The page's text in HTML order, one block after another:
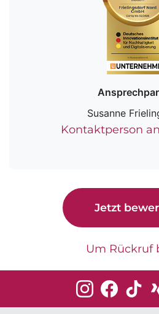
Susanne
Kontaktperson
Jetzt
Um Rückruf